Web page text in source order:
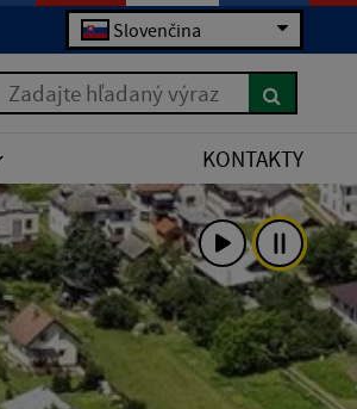
Slovenčina
Zadajte hľadaný výraz
KONTAKTY